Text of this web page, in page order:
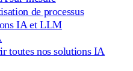
de processus
IA et LLM
toutes nos solutions IA